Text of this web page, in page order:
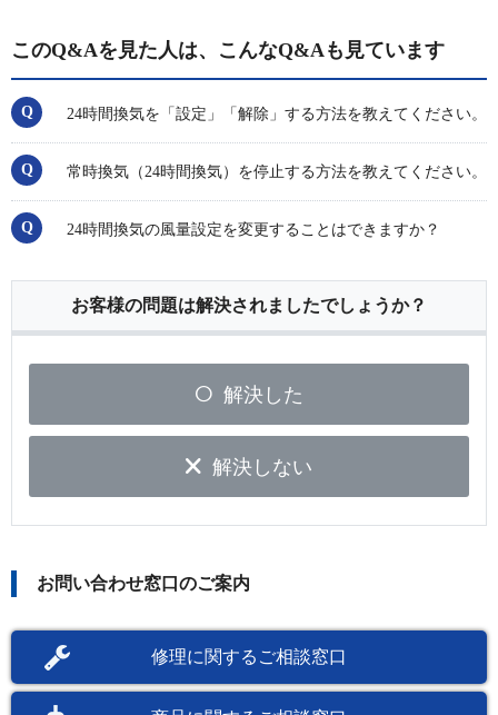
このQ&Aを見た人は、こんなQ&Aも見ています
24時間換気を「設定」「解除」する方法を教えてください。
常時換気（24時間換気）を停止する方法を教えてください。
24時間換気の風量設定を変更することはできますか？
お客様の問題は解決されましたでしょうか？
解決した
解決しない
お問い合わせ窓口のご案内
修理に関するご相談窓口